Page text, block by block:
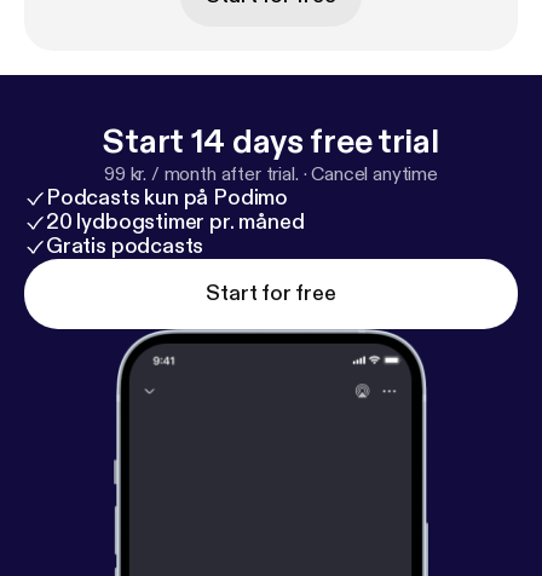
Start 14 days free trial
99 kr. / month after trial. ·Cancel anytime
Podcasts kun på Podimo
20 lydbogstimer pr. måned
Gratis podcasts
Start for free